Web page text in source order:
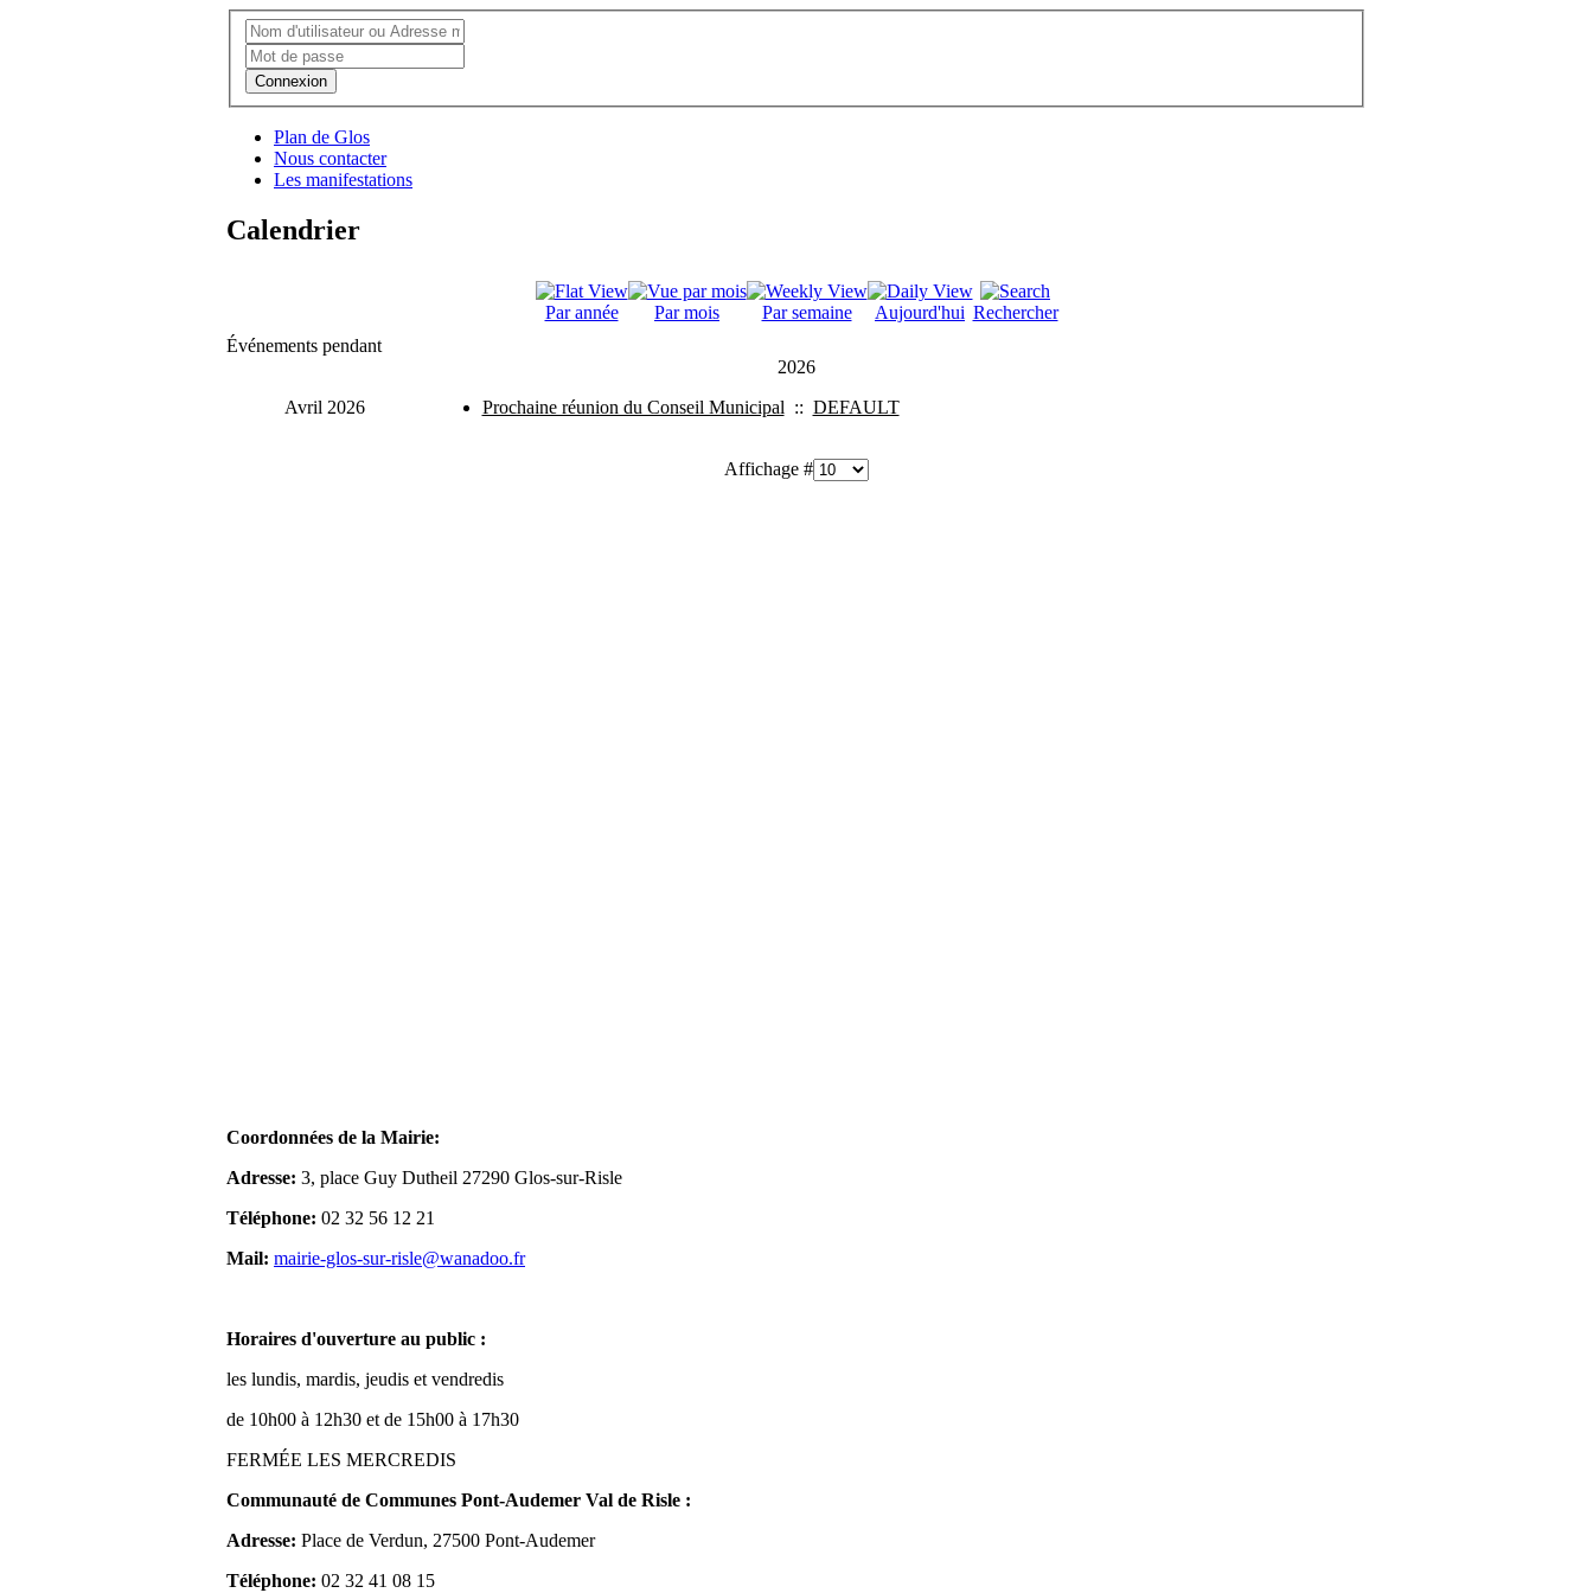
Connexion
Plan de Glos
Nous contacter
Les manifestations
Calendrier
Par année Par mois Par semaine Aujourd'hui Rechercher
Événements pendant
2026
Avril 2026
Prochaine réunion du Conseil Municipal:: DEFAULT
Affichage #
Coordonnées de la Mairie:
Adresse: 3, place Guy Dutheil 27290 Glos-sur-Risle
Téléphone: 02 32 56 12 21
Mail: mairie-glos-sur-risle@wanadoo.fr
Horaires d'ouverture au public :
les lundis, mardis, jeudis et vendredis
de 10h00 à 12h30 et de 15h00 à 17h30
FERMÉE LES MERCREDIS
Communauté de Communes Pont-Audemer Val de Risle :
Adresse: Place de Verdun, 27500 Pont-Audemer
Téléphone: 02 32 41 08 15